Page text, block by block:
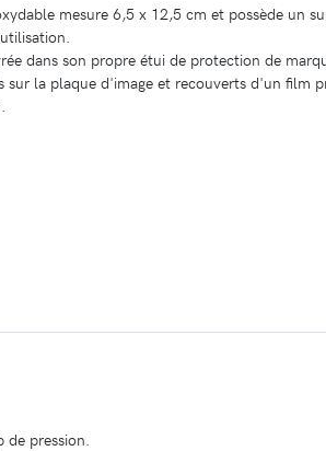
mesure 6,5 x 12,5 cm et possède un
dans son propre étui de protection de
sur la plaque d'image et recouverts d'un film
pression.